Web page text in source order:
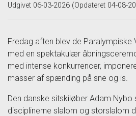
Udgivet 06-03-2026 (Opdateret 04-08-
Fredag aften blev de Paralympiske
med en spektakulær
med intense konkurrencer,
masser af spænding på sne og is.
Den danske sitskiløber Adam Nybo
disciplinerne slalom og storslalom